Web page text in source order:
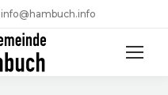
info@hambuch.info